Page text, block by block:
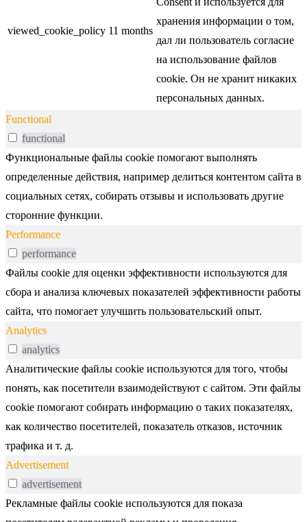
viewed_cookie_policy 11 months
хранения информации о том,
дал ли пользователь согласие
на использование файлов
cookie. Он не хранит никаких
персональных данных.
Functional
functional
Функциональные файлы cookie помогают выполнять
определенные действия, например делиться контентом сайта в
социальных сетях, собирать отзывы и использовать другие
сторонние функции.
Performance
performance
Файлы cookie для оценки эффективности используются для
сбора и анализа ключевых показателей эффективности работы
сайта, что помогает улучшить пользовательский опыт.
Analytics
analytics
Аналитические файлы cookie используются для того, чтобы
понять, как посетители взаимодействуют с сайтом. Эти файлы
cookie помогают собирать информацию о таких показателях,
как количество посетителей, показатель отказов, источник
трафика и т. д.
Advertisement
advertisement
Рекламные файлы cookie используются для показа